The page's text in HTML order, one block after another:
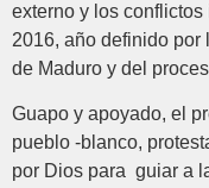
externo y los conflictos
2016, año definido por
de Maduro y del
Guapo y apoyado, el
pueblo -blanco,
por Dios para guiar a